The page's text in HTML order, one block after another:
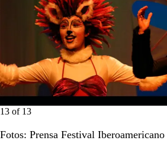
13 of 13
Fotos: Prensa Festival